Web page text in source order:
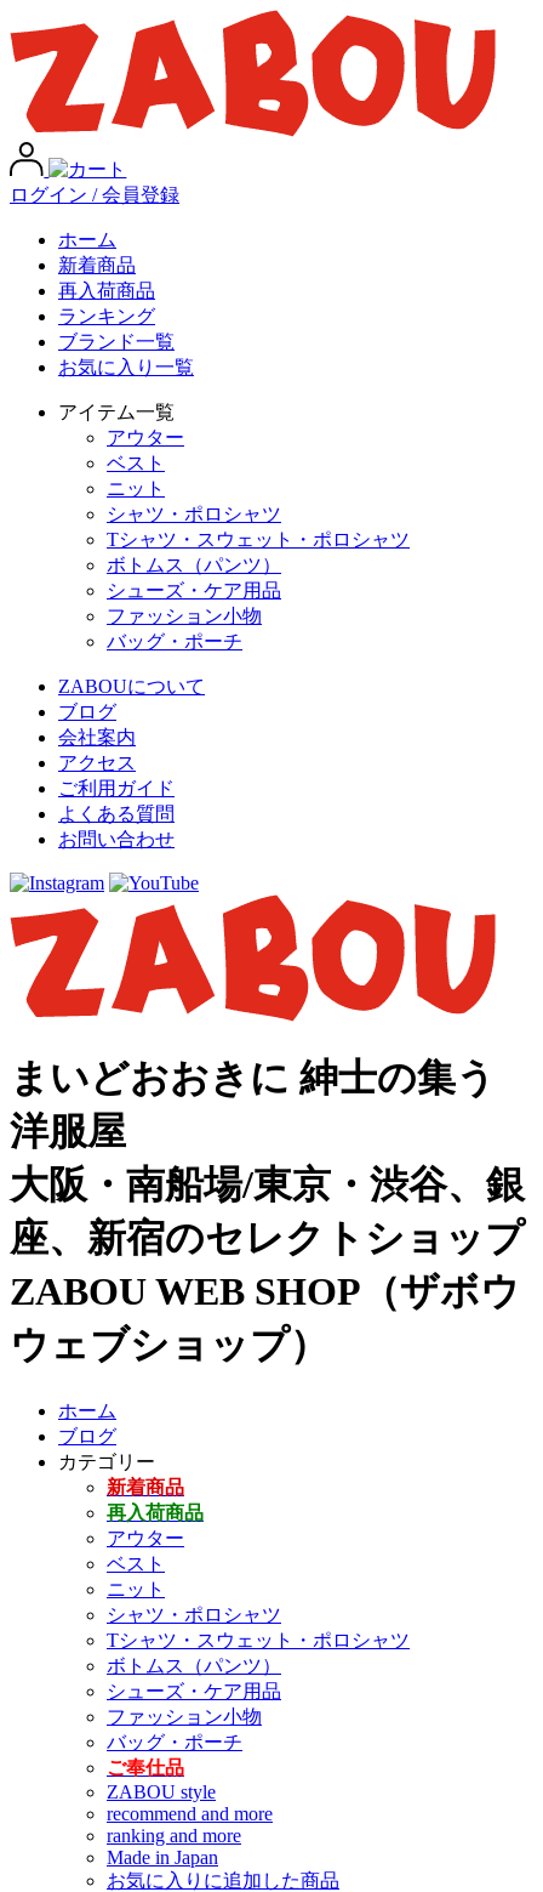
ログイン / 会員登録
ホーム
新着商品
再入荷商品
ランキング
ブランド一覧
お気に入り一覧
アイテム一覧
アウター
ベスト
ニット
シャツ・ポロシャツ
Tシャツ・スウェット・ポロシャツ
ボトムス（パンツ）
シューズ・ケア用品
ファッション小物
バッグ・ポーチ
ZABOUについて
ブログ
会社案内
アクセス
ご利用ガイド
よくある質問
お問い合わせ
まいどおおきに 紳士の集う
洋服屋
大阪・南船場/東京・渋谷、銀
座、新宿のセレクトショップ
ZABOU WEB SHOP（ザボウ
ウェブショップ）
ホーム
ブログ
カテゴリー
新着商品
再入荷商品
アウター
ベスト
ニット
シャツ・ポロシャツ
Tシャツ・スウェット・ポロシャツ
ボトムス（パンツ）
シューズ・ケア用品
ファッション小物
バッグ・ポーチ
ご奉仕品
ZABOU style
recommend and more
ranking and more
Made in Japan
お気に入りに追加した商品